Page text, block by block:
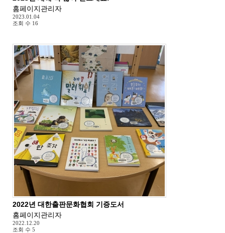
홈페이지관리자
2023.01.04
조회 수 16
2022년 대한출판문화협회 기증도서
홈페이지관리자
2022.12.20
조회 수 5